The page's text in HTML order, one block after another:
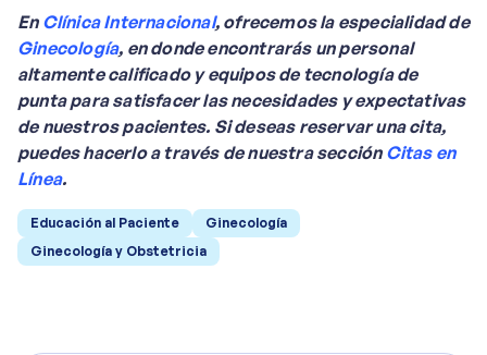
En Clínica Internacional, ofrecemos la especialidad de
Ginecología, en donde encontrarás un personal
altamente calificado y equipos de tecnología de
punta para satisfacer las necesidades y expectativas
de nuestros pacientes. Si deseas reservar una cita,
puedes hacerlo a través de nuestra sección Citas en
Línea.
Educación al Paciente
Ginecología
Ginecología y Obstetricia